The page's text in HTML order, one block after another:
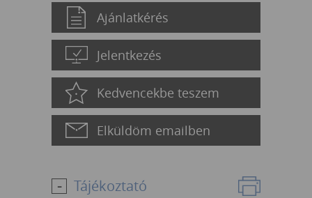
Ajánlatkérés
Jelentkezés
Kedvencekbe teszem
Elküldöm emailben
Tájékoztató